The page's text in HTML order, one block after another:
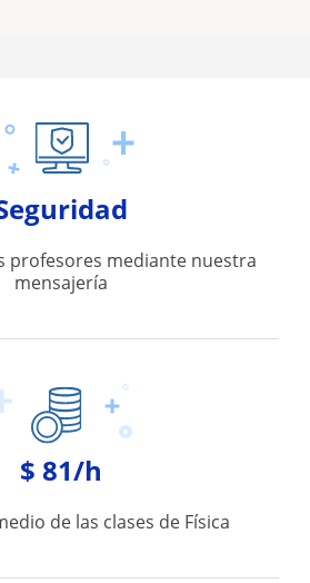
profesores mediante nuestra
mensajería
$ 81/h
de las clases de Física